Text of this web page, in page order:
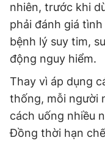
nhiên, trước khi
phải đánh giá
bệnh lý suy tim,
động nguy hiểm.
Thay vì áp dụng
thống, mỗi người
cách uống nhiều
Đồng thời hạn